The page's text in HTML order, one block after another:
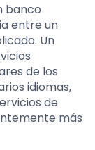
banco
entre un
Un
de los
idiomas,
de
más